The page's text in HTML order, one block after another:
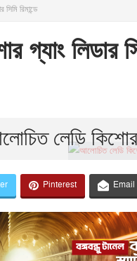
রিমান্ডে
লিডার
লেডি কিশোর
Pinterest Email